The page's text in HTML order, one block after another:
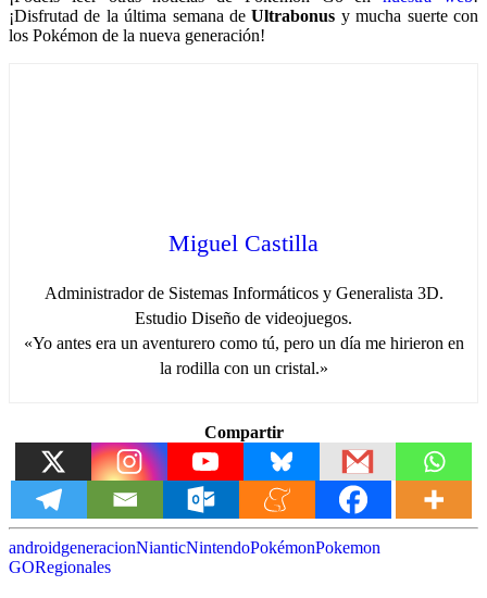
¡Disfrutad de la última semana deUltrabonus y mucha suerte con
los Pokémon de la nueva generación!
Miguel Castilla
Administrador de Sistemas Informáticos y Generalista 3D.
Estudio Diseño de videojuegos.
«Yo antes era un aventurero como tú, pero un día me hirieron en
la rodilla con un cristal.»
Compartir
androidgeneracionNianticNintendoPokémonPokemon
GORegionales